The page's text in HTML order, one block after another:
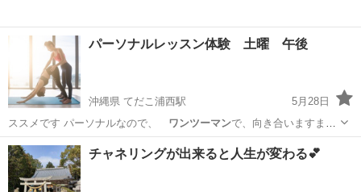
パーソナルレッスン体験 土曜 午後
沖縄県 てだこ浦西駅
5月28日
ススメです パーソナルなので、 ワンツーマンで、向き合いますまず
は 体験初回カ…
沖縄 中頭郡 てだこ浦西駅 ヨガ パーソナル
チャネリングが出来ると人生が変わる💕